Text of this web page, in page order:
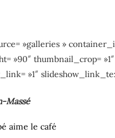
»galleries »
»90″ thumbnail_crop=
»1″
Massé
aime le café